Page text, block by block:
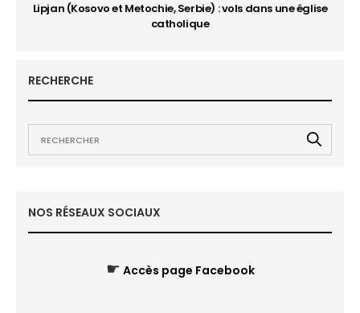
Lipjan (Kosovo et Metochie, Serbie) : vols dans une église
catholique
RECHERCHE
NOS RÉSEAUX SOCIAUX
☛ Accès page Facebook